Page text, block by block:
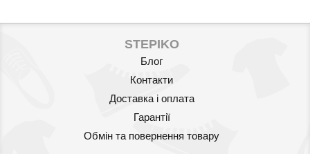
STEPIKO
Блог
Контакти
Доставка і оплата
Гарантії
Обмін та повернення товару